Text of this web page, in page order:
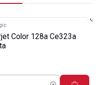
Color 128a Ce323a